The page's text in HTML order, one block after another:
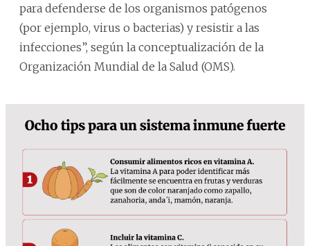
para defenderse de los organismos patógenos
(por ejemplo, virus o bacterias) y resistir a las
infecciones”, según la conceptualización de la
Organización Mundial de la Salud (OMS).